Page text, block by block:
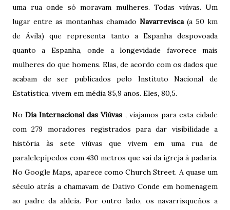
uma rua onde só moravam mulheres. Todas viúvas. Um
lugar entre as montanhas chamado Navarrevisca(a 50 km
de Ávila) que representa tanto a Espanha despovoada
quanto a Espanha, onde a longevidade favorece mais
mulheres do que homens. Elas, de acordo com os dados que
acabam de ser publicados pelo Instituto Nacional de
Estatística, vivem em média 85,9 anos. Eles, 80,5.
NoDia Internacional das Viúvas , viajamos para esta cidade
com 279 moradores registrados para dar visibilidade a
história às sete viúvas que vivem em uma rua de
paralelepípedos com 430 metros que vai da igreja à padaria.
No Google Maps, aparece como Church Street. A quase um
século atrás a chamavam de Dativo Conde em homenagem
ao padre da aldeia. Por outro lado, os navarrisqueños a